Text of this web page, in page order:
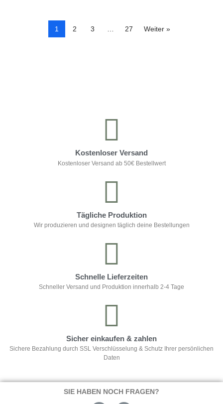
1 2 3 … 27 Weiter »
Kostenloser Versand
Kostenloser Versand ab 50€ Bestellwert
Tägliche Produktion
Wir produzieren und designen täglich deine Bestellungen
Schnelle Lieferzeiten
Schneller Versand und Produktion innerhalb 2-4 Tage
Sicher einkaufen & zahlen
Sichere Bezahlung durch SSL Verschlüsselung & Schutz Ihrer persönlichen
Daten
SIE HABEN NOCH FRAGEN?